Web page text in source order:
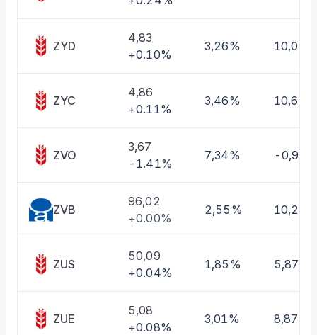
ZYD
4,83
+0.10%
3,26% 10,01%
ZYC
4,86
+0.11%
3,46% 10,63%
ZVO
3,67
-1.41%
7,34% -0,97%
ZVB
96,02
+0.00%
2,55%
ZUS
50,09
+0.04%
1,85% 5,87%
ZUE
5,08
+0.08%
3,01% 8,87%